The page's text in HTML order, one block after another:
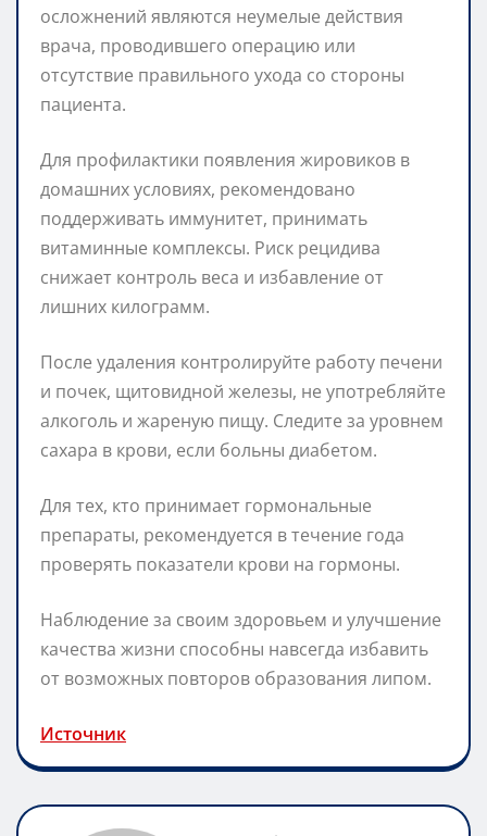
осложнений являются неумелые действия
врача, проводившего операцию или
отсутствие правильного ухода со стороны
пациента.
Для профилактики появления жировиков в
домашних условиях, рекомендовано
поддерживать иммунитет, принимать
витаминные комплексы. Риск рецидива
снижает контроль веса и избавление от
лишних килограмм.
После удаления контролируйте работу печени
и почек, щитовидной железы, не употребляйте
алкоголь и жареную пищу. Следите за уровнем
сахара в крови, если больны диабетом.
Для тех, кто принимает гормональные
препараты, рекомендуется в течение года
проверять показатели крови на гормоны.
Наблюдение за своим здоровьем и улучшение
качества жизни способны навсегда избавить
от возможных повторов образования липом.
Источник